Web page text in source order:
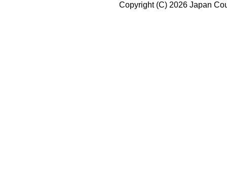
Copyright (C) 2026 Japan